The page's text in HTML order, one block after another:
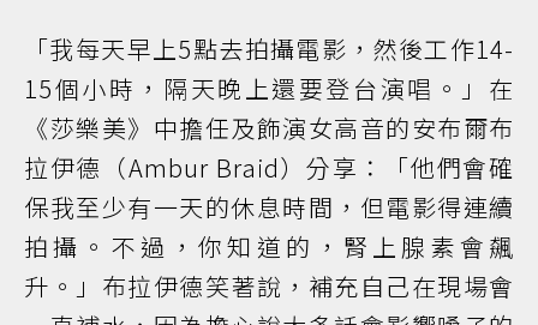
「我每天早上5點去拍攝電影，然後工作14-
15個小時，隔天晚上還要登台演唱。」在
《莎樂美》中擔任及飾演女高音的安布爾布
拉伊德（Ambur Braid）分享：「他們會確
保我至少有一天的休息時間，但電影得連續
拍攝。不過，你知道的，腎上腺素會飆
升。」布拉伊德笑著說，補充自己在現場會